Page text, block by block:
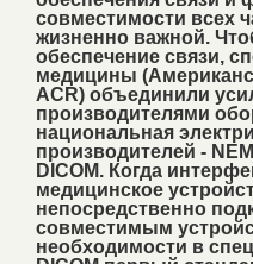
совместимости всех
жизненно важной.
обеспечение связи,
медицины
ACR) объединили
производителями
национальная
производителей -
DICOM. Когда
медицинское
непосредственно
совместимым
необходимости в